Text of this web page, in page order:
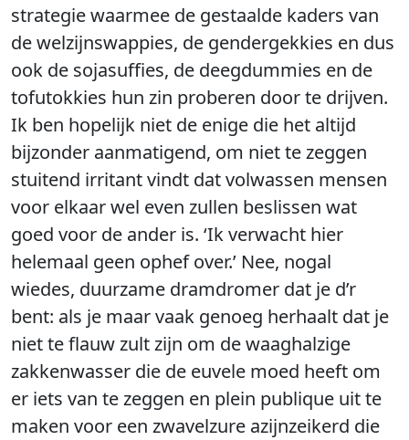
strategie waarmee de gestaalde kaders van
de welzijnswappies, de gendergekkies en dus
ook de sojasuffies, de deegdummies en de
tofutokkies hun zin proberen door te drijven.
Ik ben hopelijk niet de enige die het altijd
bijzonder aanmatigend, om niet te zeggen
stuitend irritant vindt dat volwassen mensen
voor elkaar wel even zullen beslissen wat
goed voor de ander is. ‘Ik verwacht hier
helemaal geen ophef over.’ Nee, nogal
wiedes, duurzame dramdromer dat je d’r
bent: als je maar vaak genoeg herhaalt dat je
niet te flauw zult zijn om de waaghalzige
zakkenwasser die de euvele moed heeft om
er iets van te zeggen en plein publique uit te
maken voor een zwavelzure azijnzeikerd die